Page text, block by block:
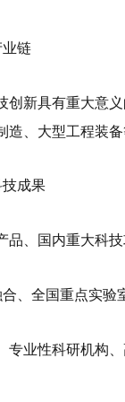
链
创新具有重大意
造、大型工程装
成果
品、国内重大科
、全国重点实验
专业性科研机构